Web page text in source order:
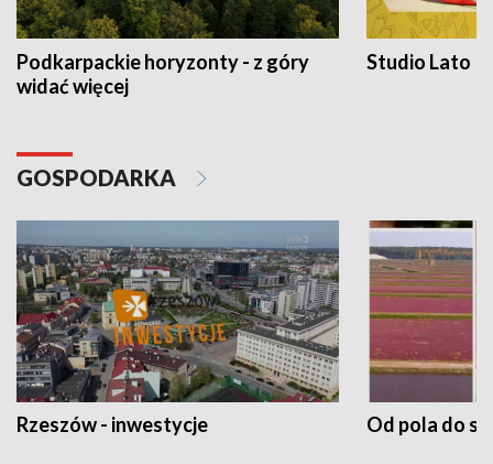
Podkarpackie horyzonty - z góry
widać więcej
Studio Lato
GOSPODARKA
Rzeszów - inwestycje Od pola do